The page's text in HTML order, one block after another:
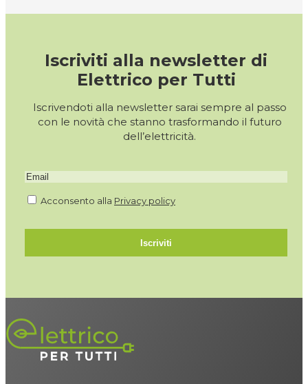
Iscriviti alla newsletter di
Elettrico per Tutti
Iscrivendoti alla newsletter sarai sempre al passo
con le novità che stanno trasformando il futuro
dell’elettricità.
Acconsento alla Privacy policy
Iscriviti